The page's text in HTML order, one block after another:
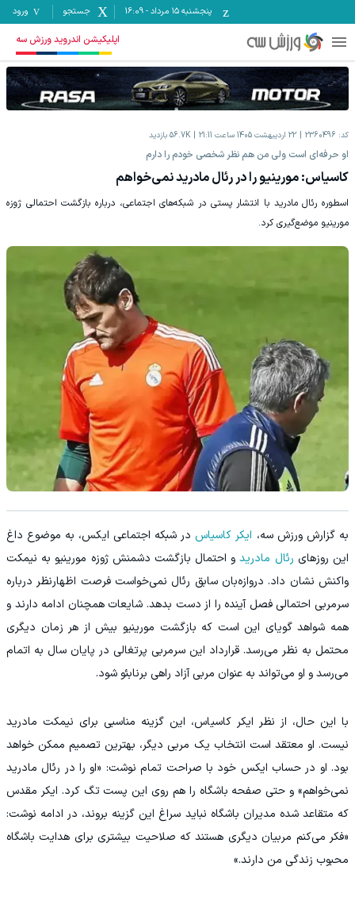
پنجشنبه ۱۵ مرداد -
16:09 جستجو ورود
اپلیکیشن اندروید ورزش سه
کد: 2360496 22 اردیبهشت 1405 ساعت 21:11 56.7K بازدید
او حرفه‌ای است ولی من هم نظر شخصی خودم را دارم
کاسیاس: مورینیو را در رئال مادرید نمی‌خواهم
اسطوره رئال مادرید با انتشار پستی در شبکه‌های اجتماعی، درباره بازگشت احتمالی ژوزه
مورینیو موضع‌گیری کرد.
به گزارش ورزش سه، ایکر کاسیاس در شبکه اجتماعی ایکس، به موضوع داغ
این روزهای رئال مادریدو احتمال بازگشت دشمنش ژوزه مورینیو به نیمکت
واکنش نشان داد. دروازه‌بان سابق رئال نمی‌خواست فرصت اظهارنظر درباره
سرمربی احتمالی فصل آینده را از دست بدهد. شایعات همچنان ادامه دارند و
همه شواهد گویای این است که بازگشت مورینیو بیش از هر زمان دیگری
محتمل به نظر می‌رسد. قرارداد این سرمربی پرتغالی در پایان سال به اتمام
می‌رسد و او می‌تواند به عنوان مربی آزاد راهی برنابئو شود.
با این حال، از نظر ایکر کاسیاس، این گزینه مناسبی برای نیمکت مادرید
نیست. او معتقد است انتخاب یک مربی دیگر، بهترین تصمیم ممکن خواهد
بود. او در حساب ایکس خود با صراحت تمام نوشت: «او را در رئال مادرید
نمی‌خواهم» و حتی صفحه باشگاه را هم روی این پست تگ کرد. ایکر مقدس
که متقاعد شده مدیران باشگاه نباید سراغ این گزینه بروند، در ادامه نوشت:
«فکر می‌کنم مربیان دیگری هستند که صلاحیت بیشتری برای هدایت باشگاه
محبوب زندگی من دارند.»